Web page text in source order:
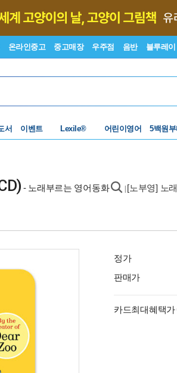
온라인중고 중고매장 우주점 음반 블루레이
서 이벤트
수준별베스트
어린이영어
중고 외
- 노래부르는 영어동화 [노부영] 노
정가
판매가
카드최대혜택가